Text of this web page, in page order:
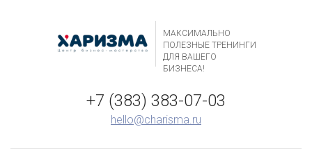
МАКСИМАЛЬНО
ПОЛЕЗНЫЕ ТРЕНИНГИ
ДЛЯ ВАШЕГО
БИЗНЕСА!
+7 (383) 383-07-03
hello@charisma.ru